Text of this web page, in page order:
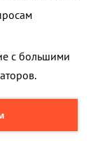
с большими